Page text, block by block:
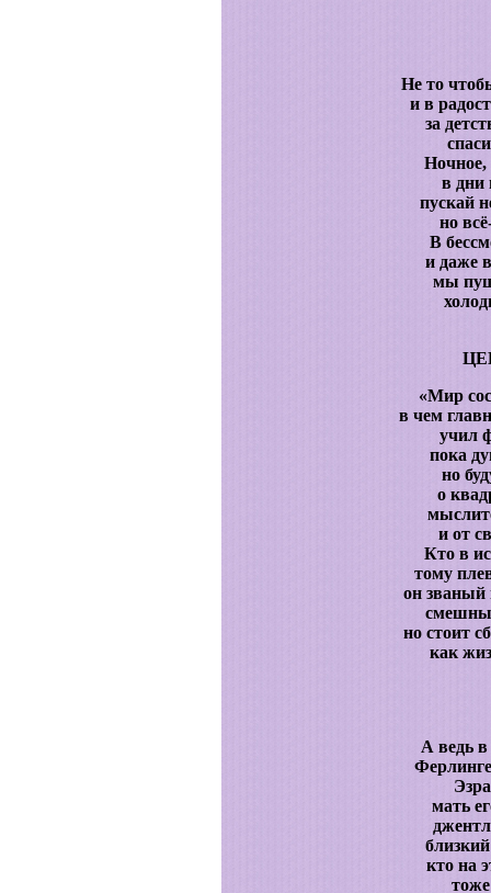
Не то
и в
за
Ночное,
в дни
пускай
но
В
и даже
мы
«Мир
в чем
учил
пока
но
о
и от
Кто в
тому
он званый
смешны
но стоит
как
А ведь
мать
кто на